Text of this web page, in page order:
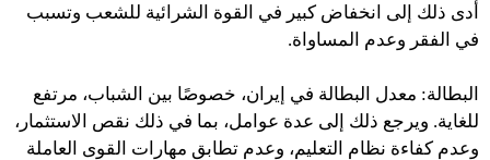
أدى ذلك إلى انخفاض كبير في القوة الشرائية للشعب وتسبب
في الفقر وعدم المساواة.
البطالة: معدل البطالة في إيران، خصوصًا بين الشباب، مرتفع
للغاية. ويرجع ذلك إلى عدة عوامل، بما في ذلك نقص الاستثمار،
وعدم كفاءة نظام التعليم، وعدم تطابق مهارات القوى العاملة